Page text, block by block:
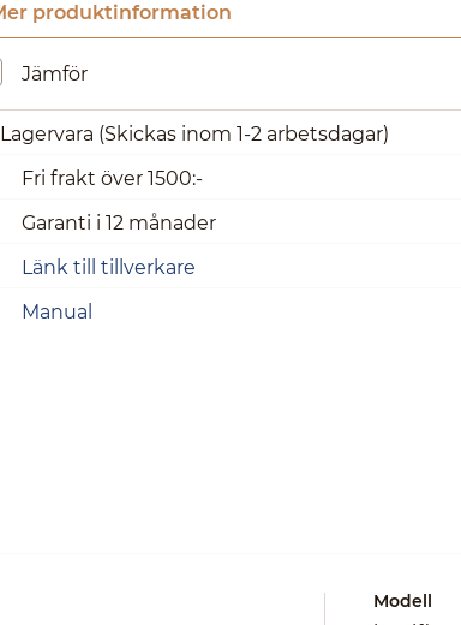
produktinformation
Jämför
Lagervara (Skickas inom 1-2 arbetsdagar)
Fri frakt över 1500:-
Garanti i 12 månader
Länk till tillverkare
Manual
Modell